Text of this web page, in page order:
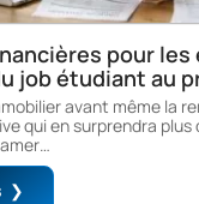
pour
job étudiant au
avant même la
qui en surprendra
…